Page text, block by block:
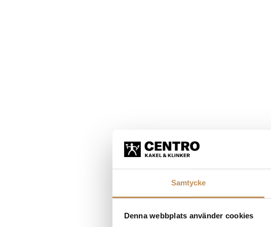
Samtycke
Denna webbplats använder cookies